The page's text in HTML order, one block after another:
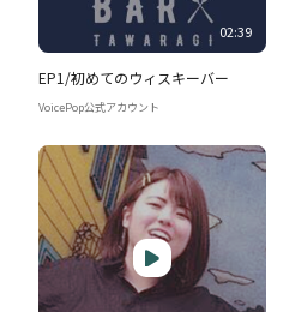
02:39
EP1/初めてのウィスキーバー
VoicePop公式アカウント